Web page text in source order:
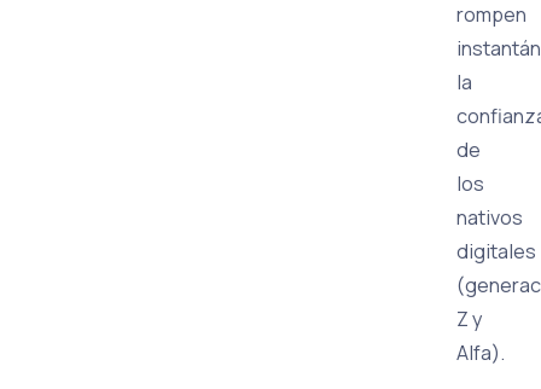
rompen
la
de
los
nativos
digitales
Z y
Alfa).